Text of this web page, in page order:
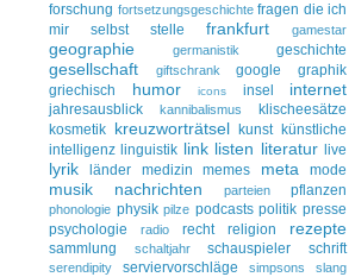
forschung fortsetzungsgeschichte fragen die ich
mir selbst stelle
frankfurt gamestar
geographie germanistik geschichte
gesellschaft giftschrank google
graphik
griechisch
humor icons insel internet
jahresausblick kannibalismus
klischeesätze
kosmetik kreuzworträtsel kunst
künstliche
intelligenz linguistik link listen literatur live
lyrik länder medizin memes meta mode
musik nachrichten parteien pflanzen
phonologie physik pilze podcasts politik presse
psychologie
radio recht religion rezepte
sammlung schaltjahr schauspieler schrift
serendipity serviervorschläge simpsons slang